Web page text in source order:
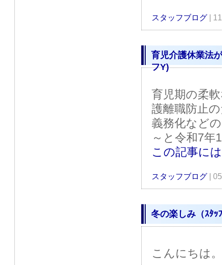
スタッフブログ |
育児介護休業法
フY)
育児期の柔
護離職防止
義務化など
～と令和7年
この記事に
スタッフブログ |
冬の楽しみ（ｽﾀｯ
こんにちは